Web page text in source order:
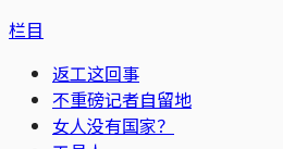
栏目
返工这回事
不重磅记者自留地
女人没有国家？